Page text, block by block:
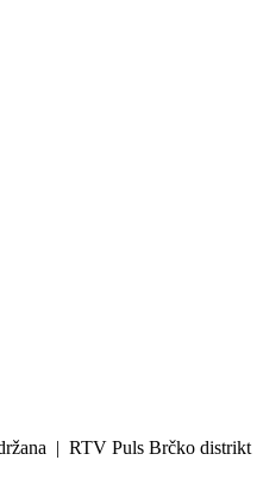
| RTV Puls Brčko distrikt